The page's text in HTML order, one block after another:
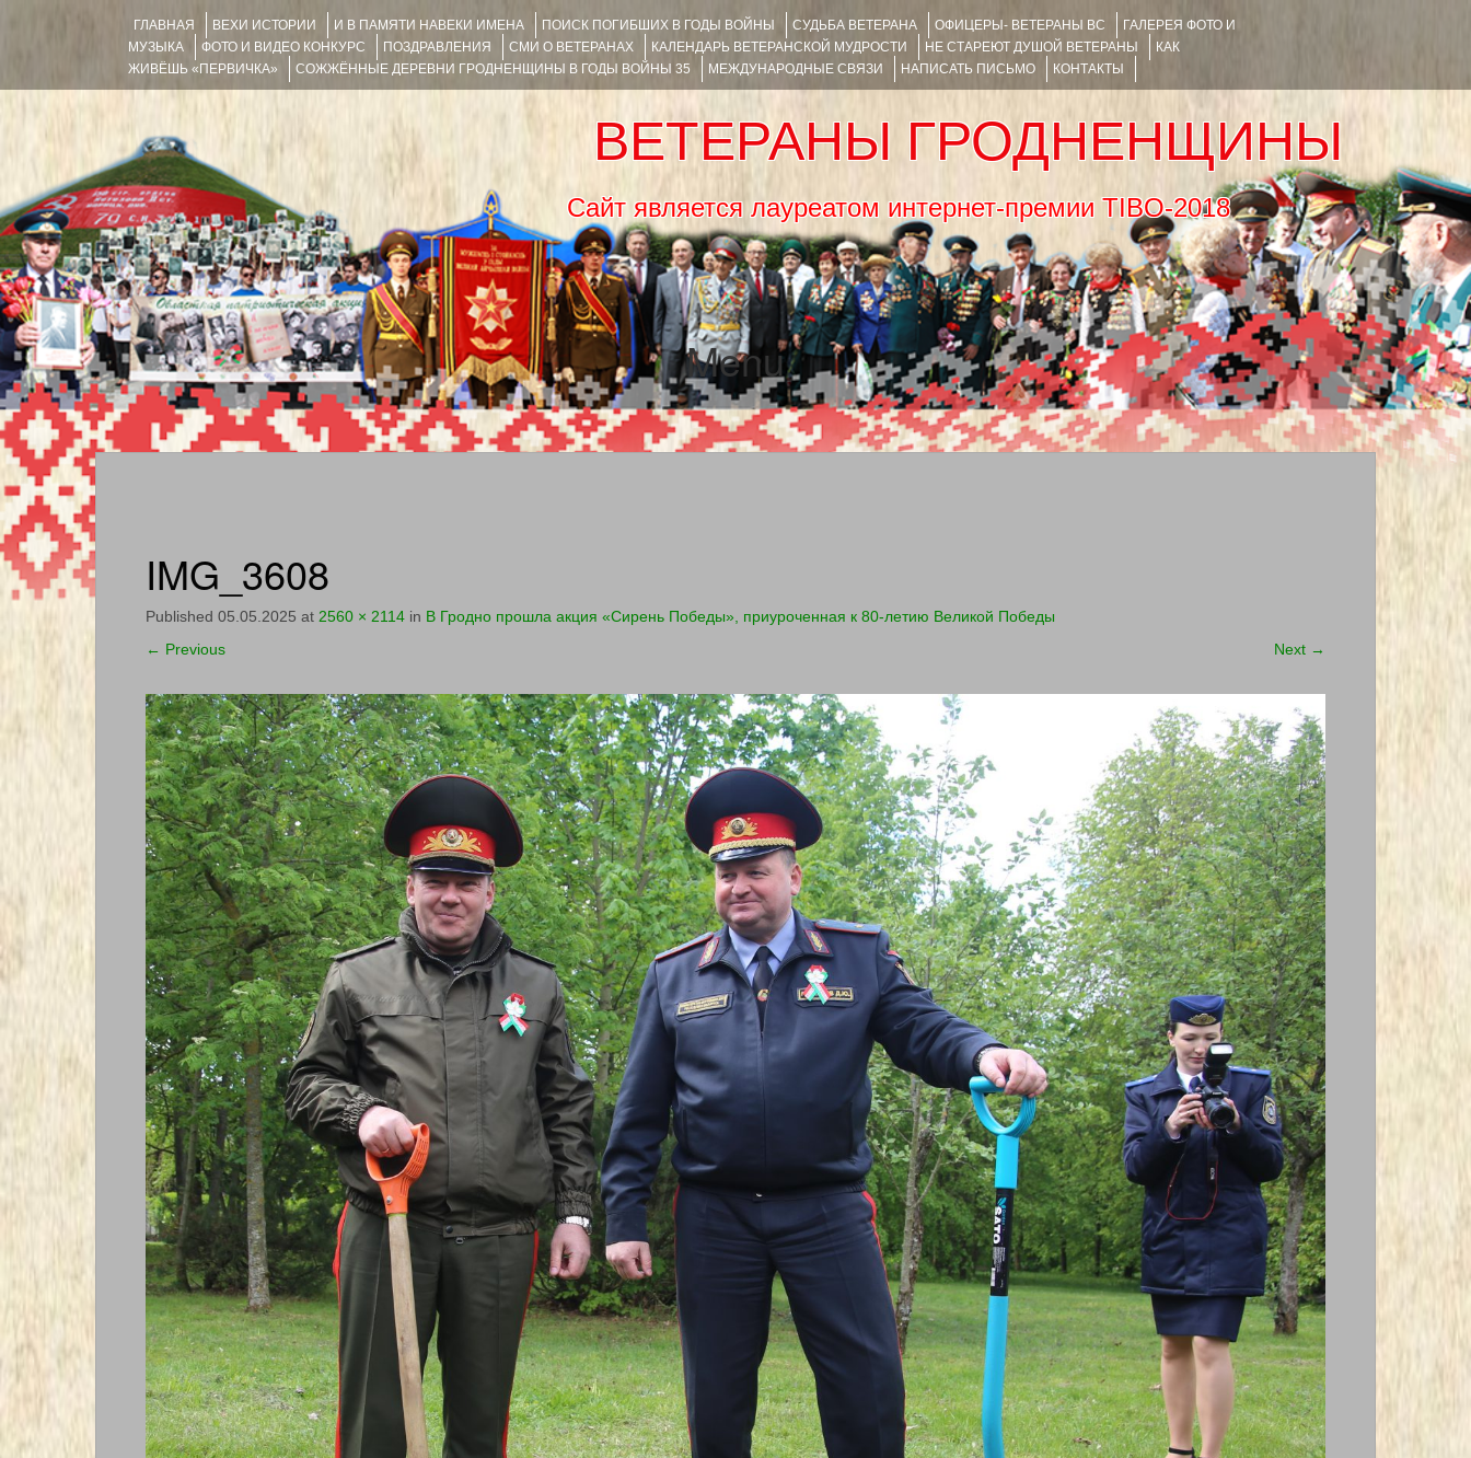
ГЛАВНАЯ ВЕХИ ИСТОРИИ И В ПАМЯТИ НАВЕКИ ИМЕНА ПОИСК ПОГИБШИХ В ГОДЫ ВОЙНЫ СУДЬБА ВЕТЕРАНА ОФИЦЕРЫ- ВЕТЕРАНЫ ВС
ГАЛЕРЕЯ ФОТО И
МУЗЫКА
ФОТО И ВИДЕО КОНКУРС ПОЗДРАВЛЕНИЯ СМИ О ВЕТЕРАНАХ КАЛЕНДАРЬ ВЕТЕРАНСКОЙ МУДРОСТИ НЕ СТАРЕЮТ ДУШОЙ ВЕТЕРАНЫ
КАК
ЖИВЁШЬ «ПЕРВИЧКА»
СОЖЖЁННЫЕ ДЕРЕВНИ ГРОДНЕНЩИНЫ В ГОДЫ ВОЙНЫ 35 МЕЖДУНАРОДНЫЕ СВЯЗИ НАПИСАТЬ ПИСЬМО КОНТАКТЫ
ВЕТЕРАНЫ ГРОДНЕНЩИНЫ
Сайт является лауреатом интернет-премии TIBO-2018
Menu
SKIP TO CONTENT
IMG_3608
Published 05.05.2025 at 2560 × 2114 in В Гродно прошла акция «Сирень Победы», приуроченная к 80-летию Великой Победы
← Previous Next →